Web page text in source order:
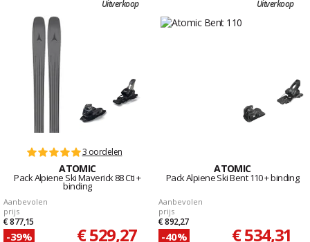
Uitverkoop
3 oordelen
ATOMIC
Pack Alpiene Ski Maverick 88 Cti +
binding
Aanbevolen
prijs
€ 877,15
-39% € 529,27
Uitverkoop
ATOMIC
Pack Alpiene Ski Bent 110 + binding
Aanbevolen
prijs
€ 892,27
-40% € 534,31